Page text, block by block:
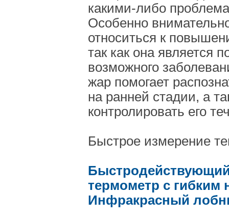
какими-либо
Особенно
относиться к
так как она является
возможного
жар помогает
на ранней стадии, а
контролировать его
Быстрое измерение
термометр с гибким
Инфракрасный